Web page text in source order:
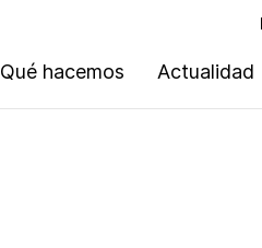
Qué hacemos Actualidad